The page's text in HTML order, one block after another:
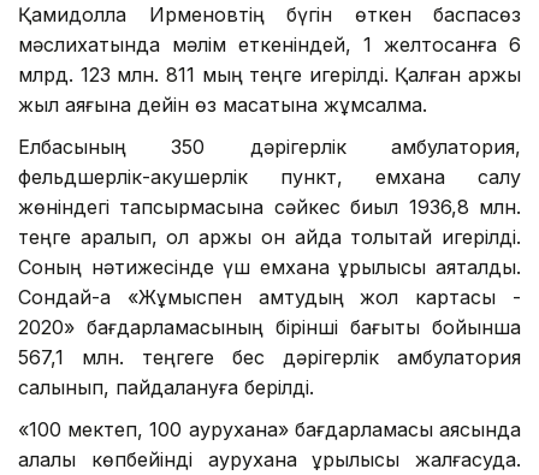
Қамидолла Ирменовтің бүгін өткен баспасөз
мәслихатында мәлім еткеніндей, 1 желтоқсанға 6
млрд. 123 млн. 811 мың теңге игерілді. Қалған қаржы
жыл аяғына дейін өз мақсатына жұмсалмақ.
Елбасының 350 дәрігерлік амбулатория,
фельдшерлік-акушерлік пункт, емхана салу
жөніндегі тапсырмасына сәйкес биыл 1936,8 млн.
теңге қаралып, ол қаржы он айда толықтай игерілді.
Соның нәтижесінде үш емхана құрылысы аяқталды.
Сондай-ақ «Жұмыспен қамтудың жол картасы -
2020» бағдарламасының бірінші бағыты бойынша
567,1 млн. теңгеге бес дәрігерлік амбулатория
салынып, пайдалануға берілді.
«100 мектеп, 100 аурухана» бағдарламасы аясында
қалалық көпбейінді аурухана құрылысы жалғасуда.